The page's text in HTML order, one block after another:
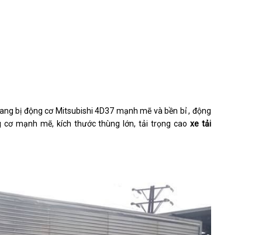
bị động cơ Mitsubishi 4D37 mạnh mẽ và bền bỉ , động
mạnh mẽ, kích thước thùng lớn, tải trọng cao xe tải